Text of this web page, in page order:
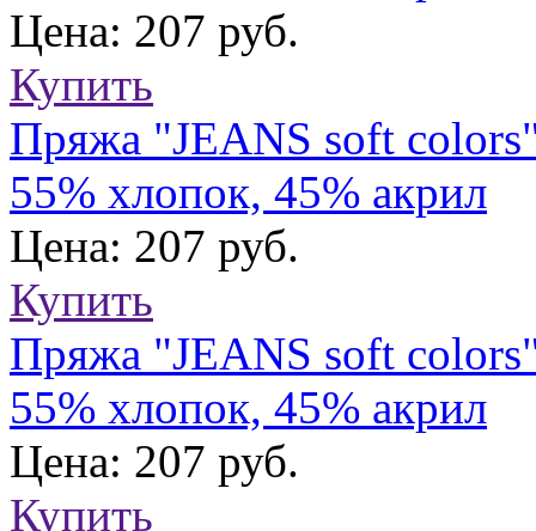
Цена: 207 руб.
Купить
Пряжа "JEANS soft
55% хлопок, 45% акрил
Цена: 207 руб.
Купить
Пряжа "JEANS soft
55% хлопок, 45% акрил
Цена: 207 руб.
Купить